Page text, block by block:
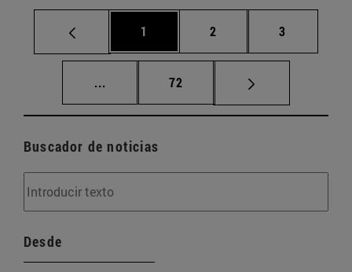
Página
1 Página
2 Página
3
... Páginas intermedias Use TAB para
Página
72
Buscador de noticias
Desde